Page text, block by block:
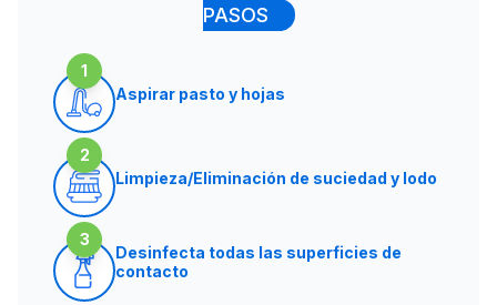
PASOS
1
Aspirar pasto y hojas
2
Limpieza/Eliminación de suciedad y lodo
3
Desinfecta todas las superficies de
contacto